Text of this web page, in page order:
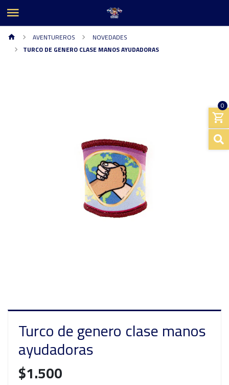
0
AVENTUREROS
NOVEDADES
TURCO DE GENERO CLASE MANOS AYUDADORAS
Turco de genero clase manos
ayudadoras
$1.500